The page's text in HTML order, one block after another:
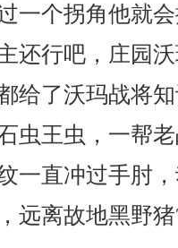
一个拐角他就
还行吧，庄园
给了沃玛战将
虫王虫，一帮
一直冲过手肘
远离故地黑野猪